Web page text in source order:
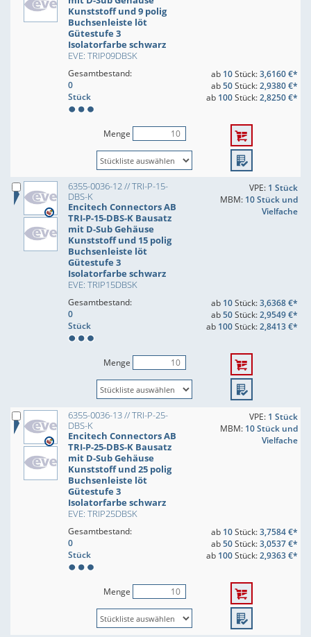
Kunststoff und 9 polig
Buchsenleiste löt
Gütestufe 3
Isolatorfarbe schwarz
EVE: TRIP09DBSK
Gesamtbestand:
0
Stück
ab 10Stück:3,6160 €*
ab50Stück:2,9380 €*
ab 100Stück:2,8250 €*
Menge
6355-0036-12 // TRI-P-15-
DBS-K
Encitech Connectors AB
TRI-P-15-DBS-K Bausatz
mit D-Sub Gehäuse
Kunststoff und 15 polig
Buchsenleiste löt
Gütestufe 3
Isolatorfarbe schwarz
EVE: TRIP15DBSK
VPE: 1 Stück
MBM: 10 Stück und
Vielfache
Gesamtbestand:
0
Stück
ab 10Stück:3,6368 €*
ab50Stück:2,9549 €*
ab 100Stück:2,8413 €*
Menge
6355-0036-13 // TRI-P-25-
DBS-K
Encitech Connectors AB
TRI-P-25-DBS-K Bausatz
mit D-Sub Gehäuse
Kunststoff und 25 polig
Buchsenleiste löt
Gütestufe 3
Isolatorfarbe schwarz
EVE: TRIP25DBSK
VPE: 1 Stück
MBM: 10 Stück und
Vielfache
Gesamtbestand:
0
Stück
ab 10Stück:3,7584 €*
ab50Stück:3,0537 €*
ab 100Stück:2,9363 €*
Menge